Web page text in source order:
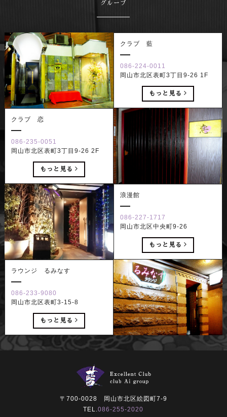
グループ
クラブ 藍
086-224-0011
岡山市北区表町3丁目9-26 1F
もっと見る
クラブ 恋
086-235-0051
岡山市北区表町3丁目9-26 2F
もっと見る
浪漫館
086-227-1717
岡山市北区中央町9-26
もっと見る
ラウンジ るみなす
086-233-9080
岡山市北区表町3-15-8
もっと見る
〒700-0028 岡山市北区絵図町7-9
TEL.086-255-2020